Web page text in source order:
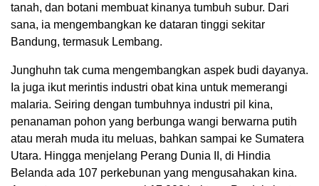
tanah, dan botani membuat kinanya tumbuh subur. Dari
sana, ia mengembangkan ke dataran tinggi sekitar
Bandung, termasuk Lembang.
Junghuhn tak cuma mengembangkan aspek budi dayanya.
Ia juga ikut merintis industri obat kina untuk memerangi
malaria. Seiring dengan tumbuhnya industri pil kina,
penanaman pohon yang berbunga wangi berwarna putih
atau merah muda itu meluas, bahkan sampai ke Sumatera
Utara. Hingga menjelang Perang Dunia II, di Hindia
Belanda ada 107 perkebunan yang mengusahakan kina.